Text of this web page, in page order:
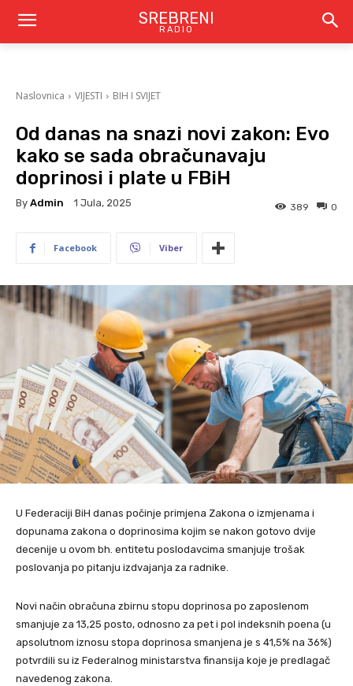
SREBRENI
RADIO
Naslovnica VIJESTI BIH I SVIJET
Od danas na snazi novi zakon: Evo
kako se sada obračunavaju
doprinosi i plate u FBiH
By Admin 1 Jula, 2025 0
389
Facebook Viber
U Federaciji BiH danas počinje primjena Zakona o izmjenama i
dopunama zakona o doprinosima kojim se nakon gotovo dvije
decenije u ovom bh. entitetu poslodavcima smanjuje trošak
poslovanja po pitanju izdvajanja za radnike.
Novi način obračuna zbirnu stopu doprinosa po zaposlenom
smanjuje za 13,25 posto, odnosno za pet i pol indeksnih poena (u
apsolutnom iznosu stopa doprinosa smanjena je s 41,5% na 36%)
potvrdili su iz Federalnog ministarstva finansija koje je predlagač
navedenog zakona.